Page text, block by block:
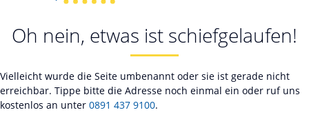
Oh nein, etwas ist schiefgelaufen!
Vielleicht wurde die Seite umbenannt oder sie ist gerade nicht
erreichbar. Tippe bitte die Adresse noch einmal ein oder ruf uns
kostenlos an unter 0891 437 9100.